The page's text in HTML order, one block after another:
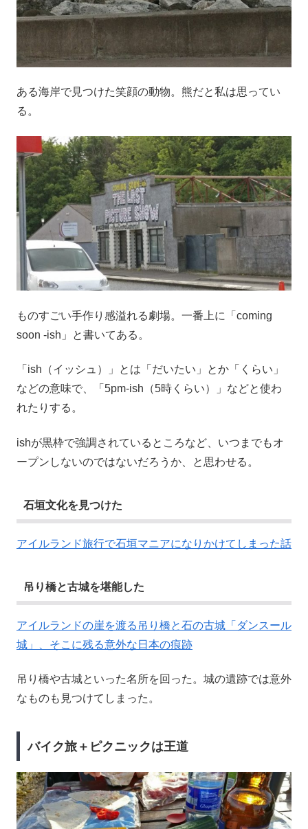
ある海岸で見つけた笑顔の動物。熊だと私は思ってい
る。
ものすごい手作り感溢れる劇場。一番上に「coming
soon -ish」と書いてある。
「ish（イッシュ）」とは「だいたい」とか「くらい」
などの意味で、「5pm-ish（5時くらい）」などと使わ
れたりする。
ishが黒枠で強調されているところなど、いつまでもオ
ープンしないのではないだろうか、と思わせる。
石垣文化を見つけた
アイルランド旅行で石垣マニアになりかけてしまった話
吊り橋と古城を堪能した
アイルランドの崖を渡る吊り橋と石の古城「ダンスール
城」、そこに残る意外な日本の痕跡
吊り橋や古城といった名所を回った。城の遺跡では意外
なものも見つけてしまった。
バイク旅＋ピクニックは王道